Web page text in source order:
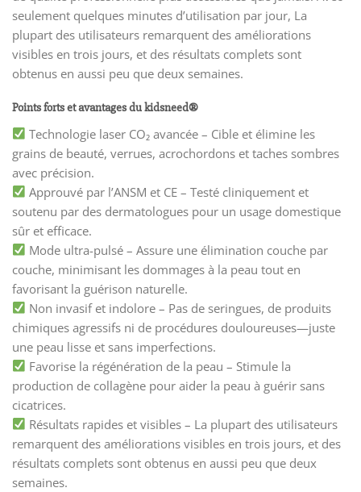
seulement quelques minutes d’utilisation par jour, La
plupart des utilisateurs remarquent des améliorations
visibles en trois jours, et des résultats complets sont
obtenus en aussi peu que deux semaines.
Points forts et avantages du kidsneed®
Technologie laser CO₂ avancée – Cible et élimine les
grains de beauté, verrues, acrochordons et taches sombres
avec précision.
Approuvé par l’ANSM et CE – Testé cliniquement et
soutenu par des dermatologues pour un usage domestique
sûr et efficace.
Mode ultra-pulsé – Assure une élimination couche par
couche, minimisant les dommages à la peau tout en
favorisant la guérison naturelle.
Non invasif et indolore – Pas de seringues, de produits
chimiques agressifs ni de procédures douloureuses—juste
une peau lisse et sans imperfections.
Favorise la régénération de la peau – Stimule la
production de collagène pour aider la peau à guérir sans
cicatrices.
Résultats rapides et visibles – La plupart des utilisateurs
remarquent des améliorations visibles en trois jours, et des
résultats complets sont obtenus en aussi peu que deux
semaines.